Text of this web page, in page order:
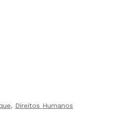
, Direitos Humanos